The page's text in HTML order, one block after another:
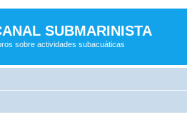
SUBMARINISTA
sobre actividades subacuáticas